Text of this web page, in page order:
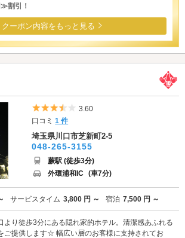
割引！
クーポン内容をもっと見る
5つ星のうち3.5
3.60
口コミ1 件
埼玉県川口市芝新町2-5
048-265-3155
蕨駅 (徒歩3分)
外環浦和IC (車7分)
サービスタイム 3,800 円 ～ 宿泊 7,500 円 ～
より徒歩3分にある隠れ家的ホテル。清潔感あふれる
ご提供します☆ 幅広い層のお客様に支持されてお